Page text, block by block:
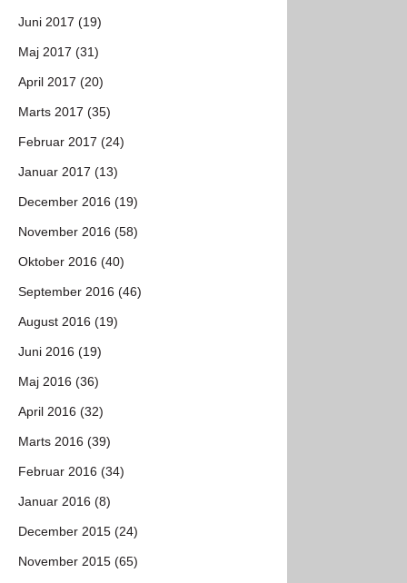
Juni 2017 (19)
Maj 2017 (31)
April 2017 (20)
Marts 2017 (35)
Februar 2017 (24)
Januar 2017 (13)
December 2016 (19)
November 2016 (58)
Oktober 2016 (40)
September 2016 (46)
August 2016 (19)
Juni 2016 (19)
Maj 2016 (36)
April 2016 (32)
Marts 2016 (39)
Februar 2016 (34)
Januar 2016 (8)
December 2015 (24)
November 2015 (65)